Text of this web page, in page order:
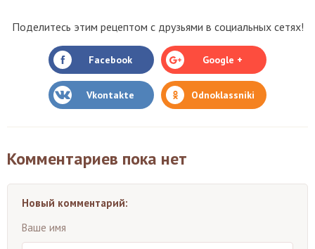
Поделитесь этим рецептом с друзьями в социальных сетях!
Facebook Google +
Vkontakte Odnoklassniki
Комментариев пока нет
Новый комментарий:
Ваше имя